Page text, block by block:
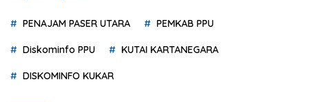
PENAJAM PASER UTARA PEMKAB PPU
Diskominfo PPU KUTAI KARTANEGARA
DISKOMINFO KUKAR